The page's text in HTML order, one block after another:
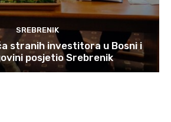
SREBRENIK
stranih investitora u Bosni i
posjetio Srebrenik